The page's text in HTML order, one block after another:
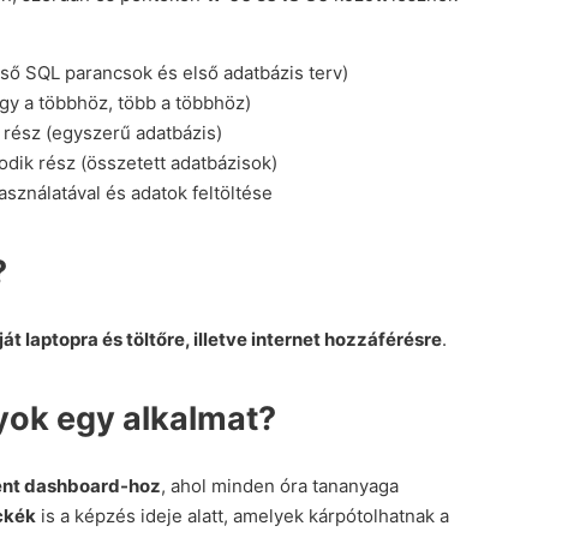
SQL parancsok és első adatbázis terv)
a többhöz, több a többhöz)
(egyszerű adatbázis)
rész (összetett adatbázisok)
és adatok feltöltése
laptopra és töltőre, illetve internet hozzáférésre.
egy alkalmat?
dashboard-hoz, ahol minden óra tananyaga
is a képzés ideje alatt, amelyek kárpótolhatnak a